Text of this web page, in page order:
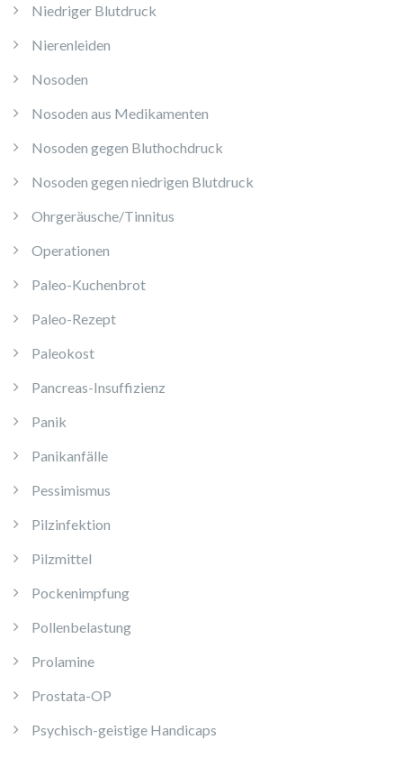
Niedriger Blutdruck
Nierenleiden
Nosoden
Nosoden aus Medikamenten
Nosoden gegen Bluthochdruck
Nosoden gegen niedrigen Blutdruck
Ohrgeräusche/Tinnitus
Operationen
Paleo-Kuchenbrot
Paleo-Rezept
Paleokost
Pancreas-Insuffizienz
Panik
Panikanfälle
Pessimismus
Pilzinfektion
Pilzmittel
Pockenimpfung
Pollenbelastung
Prolamine
Prostata-OP
Psychisch-geistige Handicaps